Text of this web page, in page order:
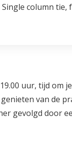
column
uur, tijd om
van de
gevolgd door